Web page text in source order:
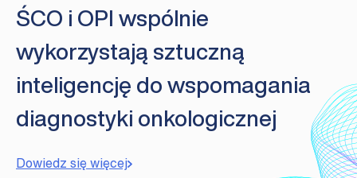
ŚCO i OPI wspólnie
wykorzystają sztuczną
inteligencję do wspomagania
diagnostyki onkologicznej
Dowiedz się więcej